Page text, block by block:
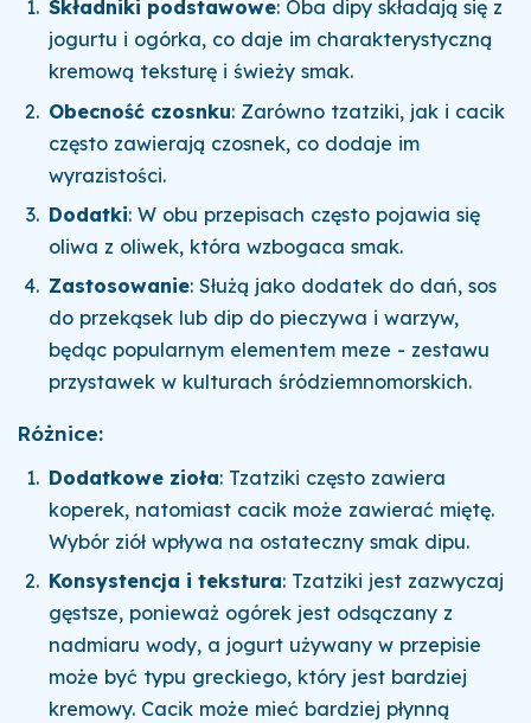
Składniki podstawowe: Oba dipy składają się z
jogurtu i ogórka, co daje im charakterystyczną
kremową teksturę i świeży smak.
Obecność czosnku: Zarówno tzatziki, jak i cacik
często zawierają czosnek, co dodaje im
wyrazistości.
Dodatki: W obu przepisach często pojawia się
oliwa z oliwek, która wzbogaca smak.
Zastosowanie: Służą jako dodatek do dań, sos
do przekąsek lub dip do pieczywa i warzyw,
będąc popularnym elementem meze - zestawu
przystawek w kulturach śródziemnomorskich.
Różnice:
Dodatkowe zioła: Tzatziki często zawiera
koperek, natomiast cacik może zawierać miętę.
Wybór ziół wpływa na ostateczny smak dipu.
Konsystencja i tekstura: Tzatziki jest zazwyczaj
gęstsze, ponieważ ogórek jest odsączany z
nadmiaru wody, a jogurt używany w przepisie
może być typu greckiego, który jest bardziej
kremowy. Cacik może mieć bardziej płynną